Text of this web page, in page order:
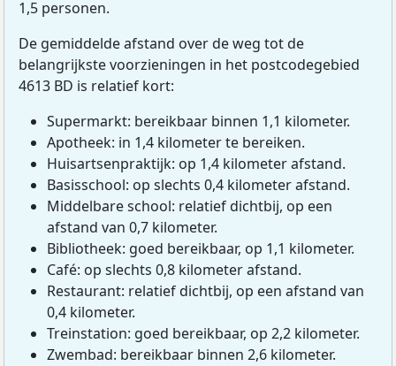
1,5 personen.
De gemiddelde afstand over de weg tot de
belangrijkste voorzieningen in het postcodegebied
4613 BD is relatief kort:
Supermarkt: bereikbaar binnen 1,1 kilometer.
Apotheek: in 1,4 kilometer te bereiken.
Huisartsenpraktijk: op 1,4 kilometer afstand.
Basisschool: op slechts 0,4 kilometer afstand.
Middelbare school: relatief dichtbij, op een
afstand van 0,7 kilometer.
Bibliotheek: goed bereikbaar, op 1,1 kilometer.
Café: op slechts 0,8 kilometer afstand.
Restaurant: relatief dichtbij, op een afstand van
0,4 kilometer.
Treinstation: goed bereikbaar, op 2,2 kilometer.
Zwembad: bereikbaar binnen 2,6 kilometer.